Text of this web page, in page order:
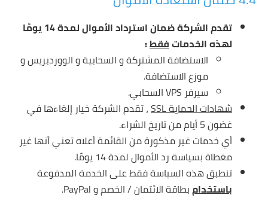
تقدم الشركة ضمان استرداد الأموال لمدة 14 يومًا
لهذه الخدماتفقط:
الاستضافة المشتركة و السحابية و الووردبريس و
موزع الاستضافة.
سيرفر VPS السحابي.
شهادات الحماية SSL
، تقدم الشركة خيار إلغاءها في
غضون 5 أيام من تاريخ الشراء.
أي خدمات غير مذكورة من القائمة أعلاه تعني أنها غير
مغطاة بسياسة رد الأموال لمدة 14 يومًا.
تنطبق هذه السياسة فقط على الخدمة المدفوعة
باستخدامبطاقة الائتمان / الخصم و PayPal.